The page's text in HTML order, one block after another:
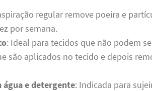
regular remove poeira e
por semana.
: Ideal para tecidos que não podem
são aplicados no tecido e depois
água e detergente: Indicada para